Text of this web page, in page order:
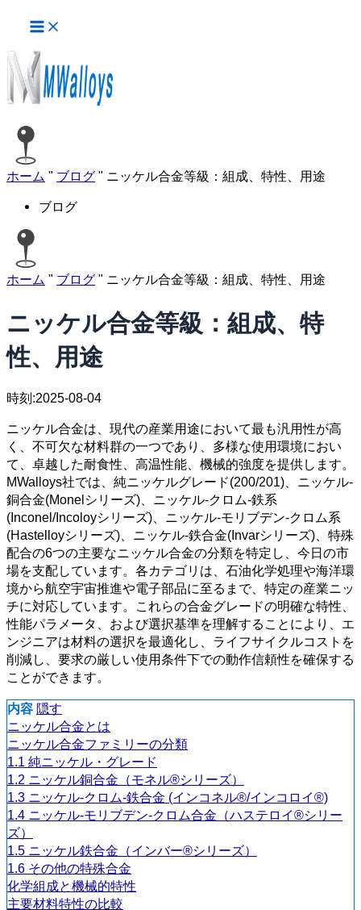
ス
キ
ッ
イ
ン
メ
ニ
ュ
ー
ホーム " ブログ " ニッケル合金等級：組成、特性、用途
ブログ
ホーム " ブログ " ニッケル合金等級：組成、特性、用途
ニッケル合金等級：組成、特
性、用途
時刻:2025-08-04
ニッケル合金は、現代の産業用途において最も汎用性が高
く、不可欠な材料群の一つであり、多様な使用環境におい
て、卓越した耐食性、高温性能、機械的強度を提供します。
MWalloys社では、純ニッケルグレード(200/201)、ニッケル-
銅合金(Monelシリーズ)、ニッケル-クロム-鉄系
(Inconel/Incoloyシリーズ)、ニッケル-モリブデン-クロム系
(Hastelloyシリーズ)、ニッケル-鉄合金(Invarシリーズ)、特殊
配合の6つの主要なニッケル合金の分類を特定し、今日の市
場を支配しています。各カテゴリは、石油化学処理や海洋環
境から航空宇宙推進や電子部品に至るまで、特定の産業ニッ
チに対応しています。これらの合金グレードの明確な特性、
性能パラメータ、および選択基準を理解することにより、エ
ンジニアは材料の選択を最適化し、ライフサイクルコストを
削減し、要求の厳しい使用条件下での動作信頼性を確保する
ことができます。
内容 隠す
ニッケル合金とは
ニッケル合金ファミリーの分類
1.1 純ニッケル・グレード
1.2 ニッケル銅合金（モネル®シリーズ）
1.3 ニッケル-クロム-鉄合金 (インコネル®/インコロイ®)
1.4 ニッケル-モリブデン-クロム合金（ハステロイ®シリー
ズ）
1.5 ニッケル鉄合金（インバー®シリーズ）
1.6 その他の特殊合金
化学組成と機械的特性
主要材料特性の比較